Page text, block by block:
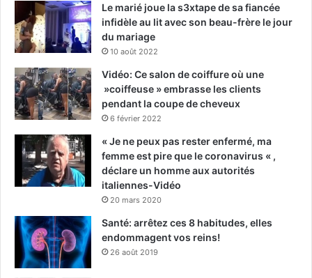
Le marié joue la s3xtape de sa fiancée
infidèle au lit avec son beau-frère le jour
du mariage
10 août 2022
Vidéo: Ce salon de coiffure où une
»coiffeuse » embrasse les clients
pendant la coupe de cheveux
6 février 2022
« Je ne peux pas rester enfermé, ma
femme est pire que le coronavirus « ,
déclare un homme aux autorités
italiennes-Vidéo
20 mars 2020
Santé: arrêtez ces 8 habitudes, elles
endommagent vos reins!
26 août 2019